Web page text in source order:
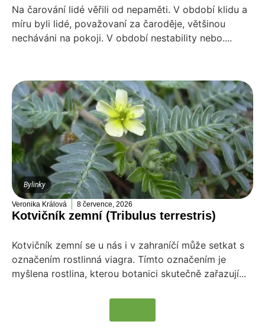
Na čarování lidé věřili od nepaměti. V období klidu a
míru byli lidé, považovaní za čaroděje, většinou
necháváni na pokoji. V období nestability nebo....
Bylinky
Veronika Králová 8 července, 2026
Kotvičník zemní (Tribulus terrestris)
Kotvičník zemní se u nás i v zahraníčí může setkat s
označením rostlinná viagra. Tímto označením je
myšlena rostlina, kterou botanici skutečně zařazují...